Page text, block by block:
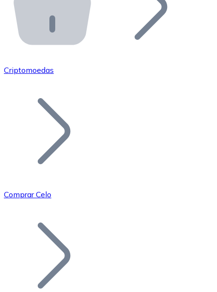
API Bitnovo
Integre nossa API no seu ecossistema.
Junte-se à nossa rede de revendedores e comercialize
Adicione o token do seu projeto ao nosso serviço de
Bitcoin
Criptomoedas
Comprar Celo